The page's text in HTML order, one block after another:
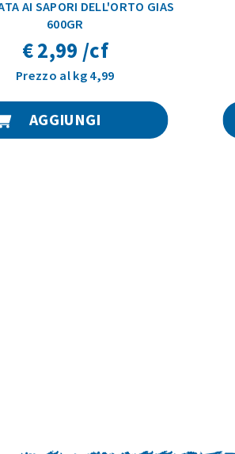
AI SAPORI DELL'ORTO GIAS
600GR
€ 2,99 /cf
Prezzo al kg 4,99
AGGIUNGI